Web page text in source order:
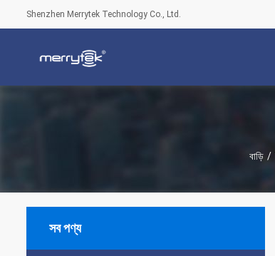
Shenzhen Merrytek Technology Co., Ltd.
বাড়ি /
সব পণ্য